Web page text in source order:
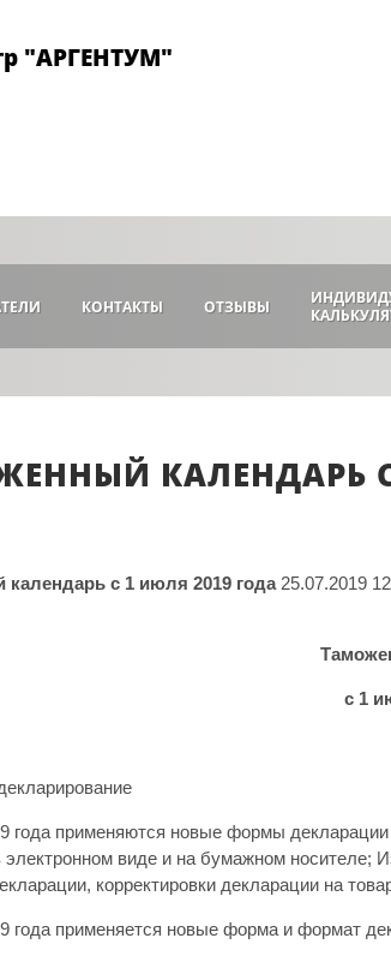
"АРГЕНТУМ"
КОНТАКТЫ ОТЗЫВЫ
КАЛЕНДАРЬ
с 1 июля 2019 года25.07.2019
с 1
года применяются новые формы
электронном виде и на бумажном носителе;
корректировки декларации на
года применяется новые форма и формат